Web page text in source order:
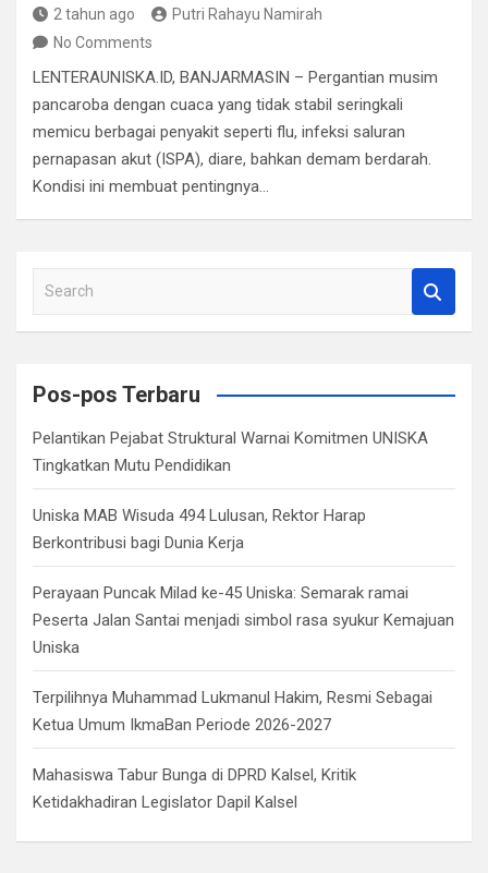
2 tahun ago
Putri Rahayu Namirah
No Comments
LENTERAUNISKA.ID, BANJARMASIN – Pergantian musim
pancaroba dengan cuaca yang tidak stabil seringkali
memicu berbagai penyakit seperti flu, infeksi saluran
pernapasan akut (ISPA), diare, bahkan demam berdarah.
Kondisi ini membuat pentingnya…
a
c
Pos-pos Terbaru
Pelantikan Pejabat Struktural Warnai Komitmen UNISKA
Tingkatkan Mutu Pendidikan
Uniska MAB Wisuda 494 Lulusan, Rektor Harap
Berkontribusi bagi Dunia Kerja
Perayaan Puncak Milad ke-45 Uniska: Semarak ramai
Peserta Jalan Santai menjadi simbol rasa syukur Kemajuan
Uniska
Terpilihnya Muhammad Lukmanul Hakim, Resmi Sebagai
Ketua Umum IkmaBan Periode 2026-2027
Mahasiswa Tabur Bunga di DPRD Kalsel, Kritik
Ketidakhadiran Legislator Dapil Kalsel